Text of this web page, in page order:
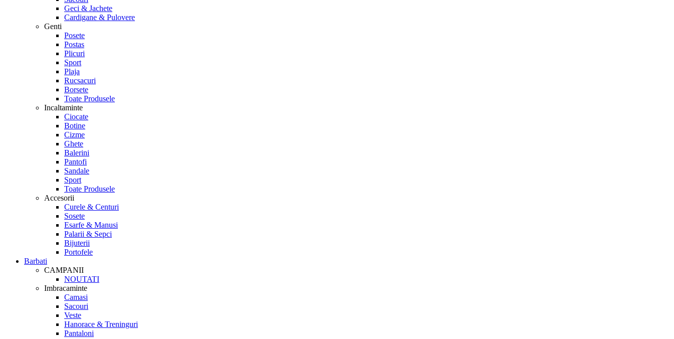
Geci & Jachete
Cardigane & Pulovere
Genti
Posete
Postas
Plicuri
Sport
Plaja
Rucsacuri
Borsete
Toate Produsele
Incaltaminte
Ciocate
Botine
Cizme
Ghete
Balerini
Pantofi
Sandale
Sport
Toate Produsele
Accesorii
Curele & Centuri
Sosete
Esarfe & Manusi
Palarii & Sepci
Bijuterii
Portofele
Barbati
CAMPANII
NOUTATI
Imbracaminte
Camasi
Sacouri
Veste
Hanorace & Treninguri
Pantaloni